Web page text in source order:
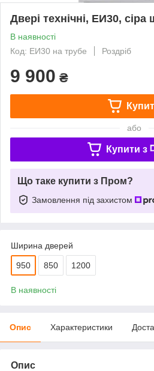
Двері технічні, ЕИ30, сіра
В наявності
Код: ЕИ30 на трубе
Роздріб
9 900 ₴
або
Купити з
Що таке купити з Пром?
Замовлення під захистом
Ширина дверей
950 850 1200
В наявності
Опис Характеристики
Опис